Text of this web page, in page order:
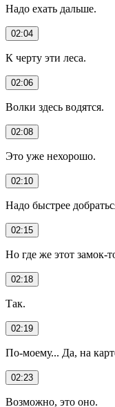
Надо ехать дальше.
02:04
К черту эти леса.
02:06
Волки здесь водятся.
02:08
Это уже нехорошо.
02:10
Надо быстрее
02:15
Но где же этот замок-
02:18
Так.
02:19
По-моему... Да, на
02:23
Возможно, это оно.